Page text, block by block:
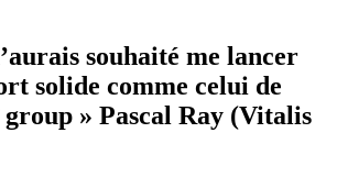
souhaité me lancer
solide comme celui de
» Pascal Ray (Vitalis